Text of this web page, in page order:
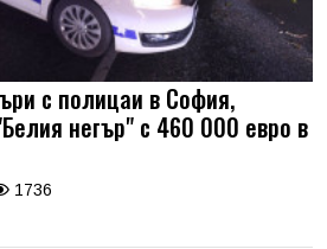
с полицаи в София,
негър" с 460 000 евро в
1736